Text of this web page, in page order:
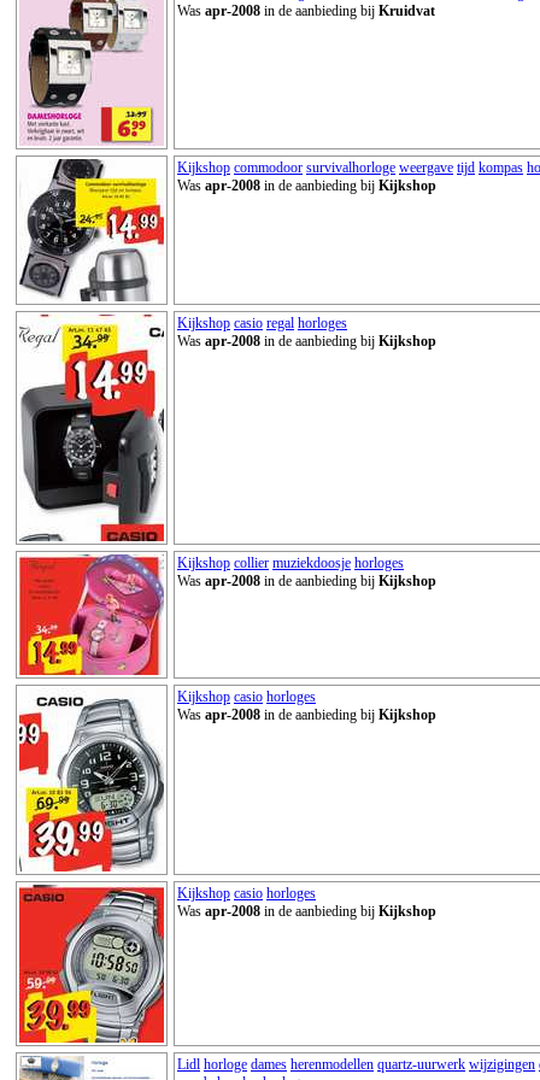
Was apr-2008 in de aanbieding bij Kruidvat
Kijkshop commodoor survivalhorloge weergave tijd kompas
Was apr-2008 in de aanbieding bij Kijkshop
Kijkshop casio regal horloges
Was apr-2008 in de aanbieding bij Kijkshop
Kijkshop collier muziekdoosje horloges
Was apr-2008 in de aanbieding bij Kijkshop
Kijkshop casio horloges
Was apr-2008 in de aanbieding bij Kijkshop
Kijkshop casio horloges
Was apr-2008 in de aanbieding bij Kijkshop
Lidl horloge dames herenmodellen quartz-uurwerk wijzigingen